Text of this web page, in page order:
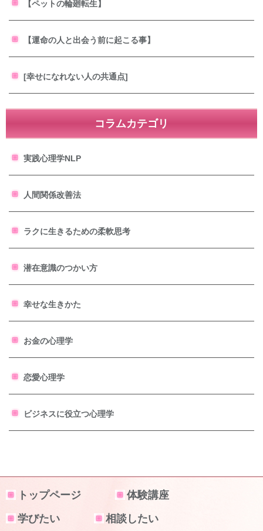
【ペットの輪廻転生】
【運命の人と出会う前に起こる事】
[幸せになれない人の共通点]
コラムカテゴリ
実践心理学NLP
人間関係改善法
ラクに生きるための柔軟思考
潜在意識のつかい方
幸せな生きかた
お金の心理学
恋愛心理学
ビジネスに役立つ心理学
トップページ
体験講座
学びたい
相談したい